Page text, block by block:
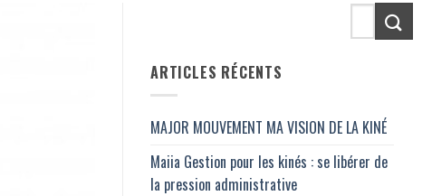
ARTICLES RÉCENTS
MAJOR MOUVEMENT MA VISION DE LA KINÉ
Maiia Gestion pour les kinés : se libérer de
la pression administrative